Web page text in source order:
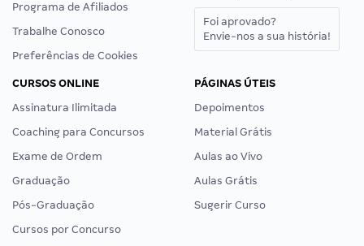
Programa de Afiliados
Trabalhe Conosco
Preferências de Cookies
Foi aprovado?
Envie-nos a sua história!
CURSOS ONLINE
Assinatura Ilimitada
Coaching para Concursos
Exame de Ordem
Graduação
Pós-Graduação
Cursos por Concurso
PÁGINAS ÚTEIS
Depoimentos
Material Grátis
Aulas ao Vivo
Aulas Grátis
Sugerir Curso